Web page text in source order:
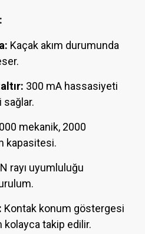
Kaçak akım durumunda
300 mA hassasiyeti
mekanik, 2000
kapasitesi.
rayı uyumluluğu
Kontak konum göstergesi
takip edilir.